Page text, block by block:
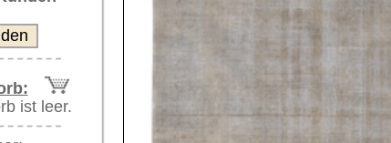
Weitere größere Bilder (öffnen sich in neuem Fenster)
Bitte klicken Sie auf die kleinen Bilder weiter unten für Bilder in höherer Auflösung
Hauptbild Bild Nr. 3